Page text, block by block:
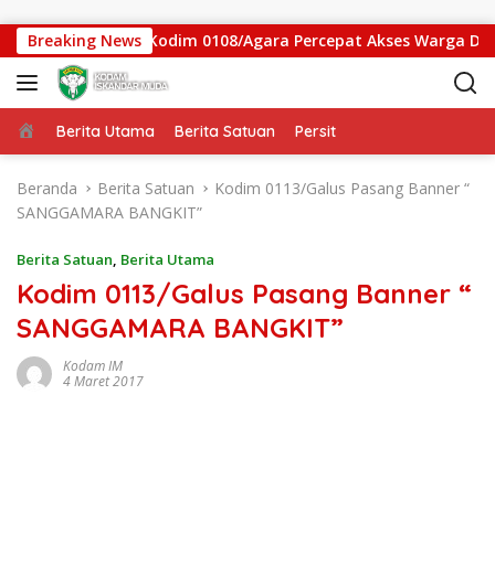
Breaking News
Gantung Kodim 0108/Agara Percepat Akses Warga Ds.
Beranda
Berita Utama Berita Satuan Persit
Beranda Berita Satuan
Kodim 0113/Galus Pasang Banner “
SANGGAMARA BANGKIT”
Berita Satuan, Berita Utama
Kodim 0113/Galus Pasang Banner “
SANGGAMARA BANGKIT”
Kodam IM
4 Maret 2017